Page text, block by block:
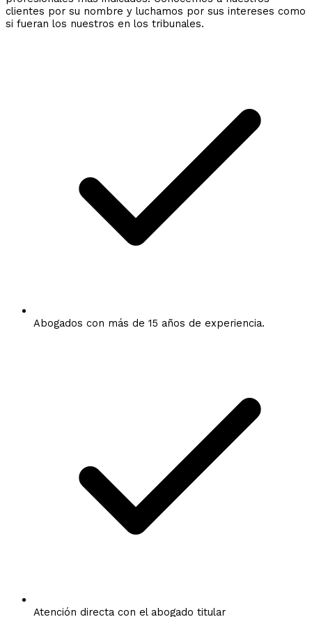
clientes por su nombre y luchamos por sus intereses como
si fueran los nuestros en los tribunales.
Abogados con más de 15 años de experiencia.
Atención directa con el abogado titular